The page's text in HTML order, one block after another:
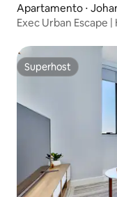
Apartamento ⋅
Exec Urban Escape
Superhost
Superhost